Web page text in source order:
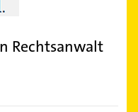
Rechtsanwalt